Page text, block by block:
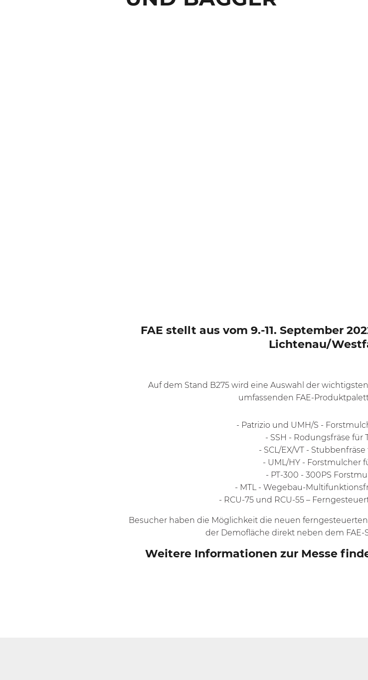
FAE stellt aus vom 9.-11. September
Lichtenau/
Auf dem Stand B275 wird eine Auswahl der
umfassenden FAE-
- Patriziound UMH/S -
- SSH - Rodungsfräse für
- SCL/EX/VT- Stubbenfräse
- UML/HY - Forstmulcher
- PT-300 - 300PS
- MTL - Wegebau-
- RCU-75 und RCU-55 –
Besucher haben die Möglichkeit die neuen
der Demofläche direkt neben dem FAE-
Weitere Informationen zur Messe